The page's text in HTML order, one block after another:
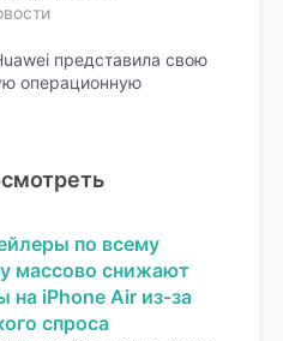
представила свою
операционную
по всему
массово снижают
на iPhone Air из-за
спроса